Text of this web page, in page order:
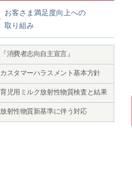
お客さま満足度向上への
取り組み
『消費者志向自主宣言』
カスタマーハラスメント基本方針
育児用ミルク放射性物質検査と結果
放射性物質新基準に伴う対応